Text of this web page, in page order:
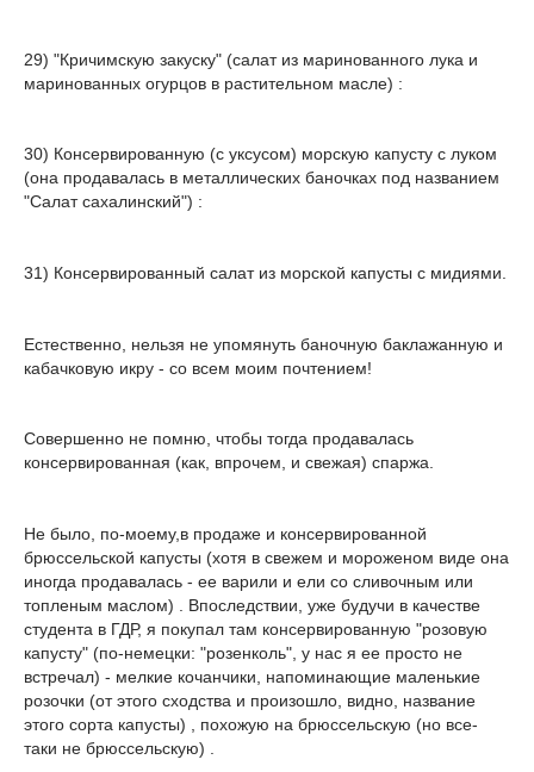
29) "Кричимскую закуску" (салат из маринованного лука и
маринованных огурцов в растительном масле) :
30) Консервированную (с уксусом) морскую капусту с луком
(она продавалась в металлических баночках под названием
"Салат сахалинский") :
31) Консервированный салат из морской капусты с мидиями.
Естественно, нельзя не упомянуть баночную баклажанную и
кабачковую икру - со всем моим почтением!
Совершенно не помню, чтобы тогда продавалась
консервированная (как, впрочем, и свежая) спаржа.
Не было, по-моему,в продаже и консервированной
брюссельской капусты (хотя в свежем и мороженом виде она
иногда продавалась - ее варили и ели со сливочным или
топленым маслом) . Впоследствии, уже будучи в качестве
студента в ГДР, я покупал там консервированную "розовую
капусту" (по-немецки: "розенколь", у нас я ее просто не
встречал) - мелкие кочанчики, напоминающие маленькие
розочки (от этого сходства и произошло, видно, название
этого сорта капусты) , похожую на брюссельскую (но все-
таки не брюссельскую) .